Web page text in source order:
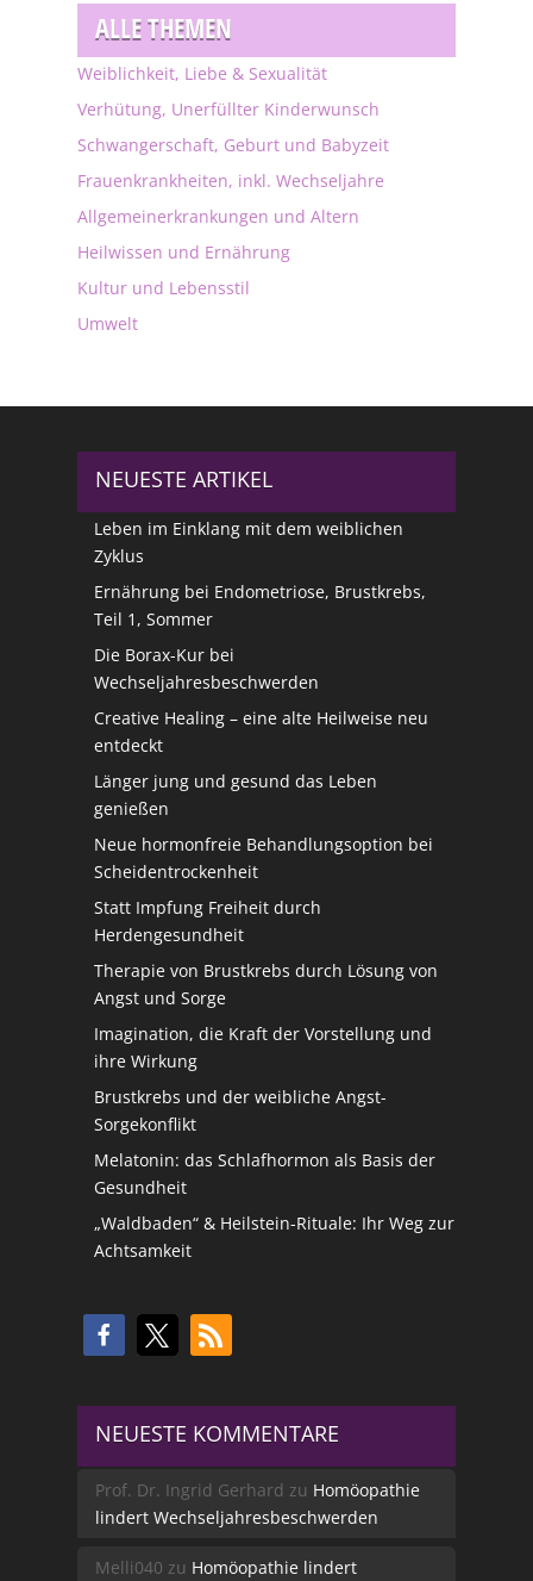
ALLE THEMEN
Weiblichkeit, Liebe & Sexualität
Verhütung, Unerfüllter Kinderwunsch
Schwangerschaft, Geburt und Babyzeit
Frauenkrankheiten, inkl. Wechseljahre
Allgemeinerkrankungen und Altern
Heilwissen und Ernährung
Kultur und Lebensstil
Umwelt
NEUESTE ARTIKEL
Leben im Einklang mit dem weiblichen
Zyklus
Ernährung bei Endometriose, Brustkrebs,
Teil 1, Sommer
Die Borax-Kur bei
Wechseljahresbeschwerden
Creative Healing – eine alte Heilweise neu
entdeckt
Länger jung und gesund das Leben
genießen
Neue hormonfreie Behandlungsoption bei
Scheidentrockenheit
Statt Impfung Freiheit durch
Herdengesundheit
Therapie von Brustkrebs durch Lösung von
Angst und Sorge
Imagination, die Kraft der Vorstellung und
ihre Wirkung
Brustkrebs und der weibliche Angst-
Sorgekonflikt
Melatonin: das Schlafhormon als Basis der
Gesundheit
„Waldbaden“ & Heilstein-Rituale: Ihr Weg zur
Achtsamkeit
NEUESTE KOMMENTARE
Prof. Dr. Ingrid Gerhard zu Homöopathie
lindert Wechseljahresbeschwerden
Melli040 zu Homöopathie lindert